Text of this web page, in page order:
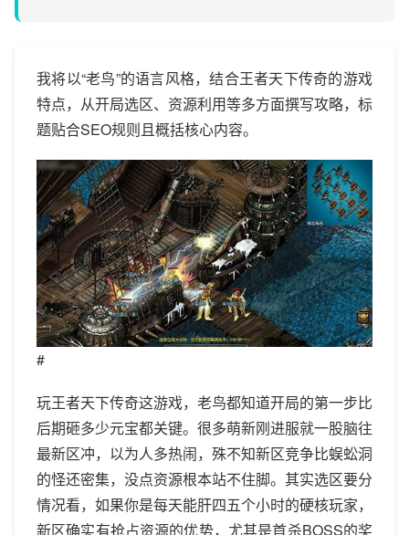
我将以“老鸟”的语言风格，结合王者天下传奇的游戏
特点，从开局选区、资源利用等多方面撰写攻略，标
题贴合SEO规则且概括核心内容。
#
玩王者天下传奇这游戏，老鸟都知道开局的第一步比
后期砸多少元宝都关键。很多萌新刚进服就一股脑往
最新区冲，以为人多热闹，殊不知新区竞争比蜈蚣洞
的怪还密集，没点资源根本站不住脚。其实选区要分
情况看，如果你是每天能肝四五个小时的硬核玩家，
新区确实有抢占资源的优势，尤其是首杀BOSS的奖